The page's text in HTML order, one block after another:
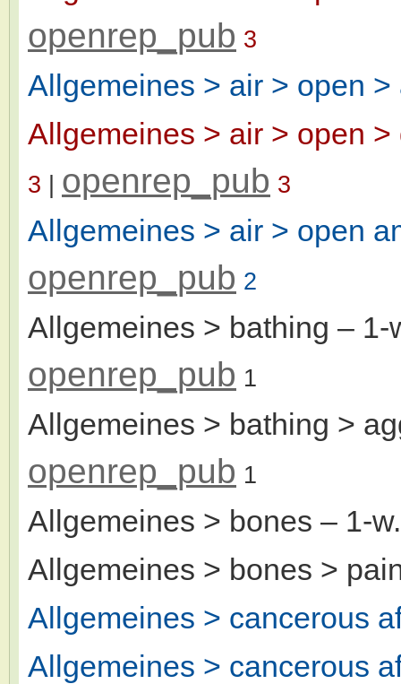
openrep_pub 3
Allgemeines > air > open >
Allgemeines > air > open >
3 | openrep_pub 3
Allgemeines > air > open
openrep_pub 2
Allgemeines > bathing –
openrep_pub 1
Allgemeines > bathing >
openrep_pub 1
Allgemeines > bones – 1-
Allgemeines > bones >
Allgemeines > cancerous
Allgemeines > cancerous